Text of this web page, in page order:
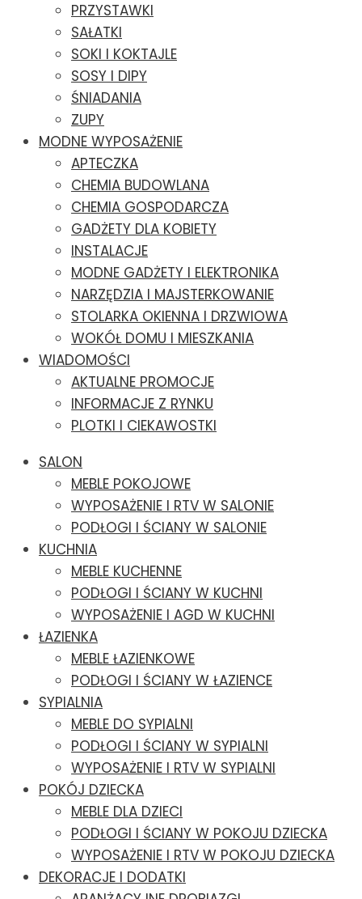
PRZYSTAWKI
SAŁATKI
SOKI I KOKTAJLE
SOSY I DIPY
ŚNIADANIA
ZUPY
MODNE WYPOSAŻENIE
APTECZKA
CHEMIA BUDOWLANA
CHEMIA GOSPODARCZA
GADŻETY DLA KOBIETY
INSTALACJE
MODNE GADŻETY I ELEKTRONIKA
NARZĘDZIA I MAJSTERKOWANIE
STOLARKA OKIENNA I DRZWIOWA
WOKÓŁ DOMU I MIESZKANIA
WIADOMOŚCI
AKTUALNE PROMOCJE
INFORMACJE Z RYNKU
PLOTKI I CIEKAWOSTKI
SALON
MEBLE POKOJOWE
WYPOSAŻENIE I RTV W SALONIE
PODŁOGI I ŚCIANY W SALONIE
KUCHNIA
MEBLE KUCHENNE
PODŁOGI I ŚCIANY W KUCHNI
WYPOSAŻENIE I AGD W KUCHNI
ŁAZIENKA
MEBLE ŁAZIENKOWE
PODŁOGI I ŚCIANY W ŁAZIENCE
SYPIALNIA
MEBLE DO SYPIALNI
PODŁOGI I ŚCIANY W SYPIALNI
WYPOSAŻENIE I RTV W SYPIALNI
POKÓJ DZIECKA
MEBLE DLA DZIECI
PODŁOGI I ŚCIANY W POKOJU DZIECKA
WYPOSAŻENIE I RTV W POKOJU DZIECKA
DEKORACJE I DODATKI